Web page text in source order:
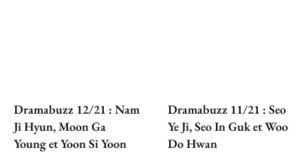
Dramabuzz 12/21 : Nam
Ji Hyun, Moon Ga
Young et Yoon Si Yoon
Dramabuzz 11/21 : Seo
Ye Ji, Seo In Guk et Woo
Do Hwan